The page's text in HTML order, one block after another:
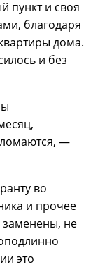
пункт и своя
благодаря
дома.
и без
—
во
и прочее
не
это